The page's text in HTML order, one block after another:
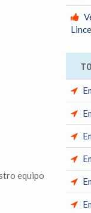
equipo
Lince